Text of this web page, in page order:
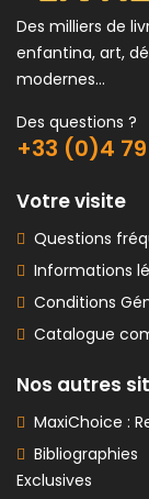
Des milliers de
enfantina, art,
modernes...
Des questions ?
+33 (0)4 79
Votre visite
Questions
Informations
Conditions
Catalogue
Nos autres
MaxiChoice :
Bibliographies
Exclusives